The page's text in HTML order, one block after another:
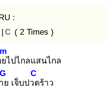
:
| C ( 2 Times )
ไปไกลแสนไกล
ย
G
เจ็บปวด
C
ร้าว